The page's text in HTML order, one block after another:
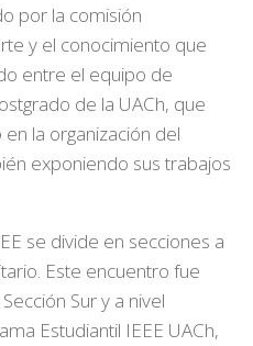
por la comisión
y el conocimiento que
entre el equipo de
de la UACh, que
la organización del
exponiendo sus trabajos
se divide en secciones a
Este encuentro fue
Sur y a nivel
Estudiantil IEEE UACh,